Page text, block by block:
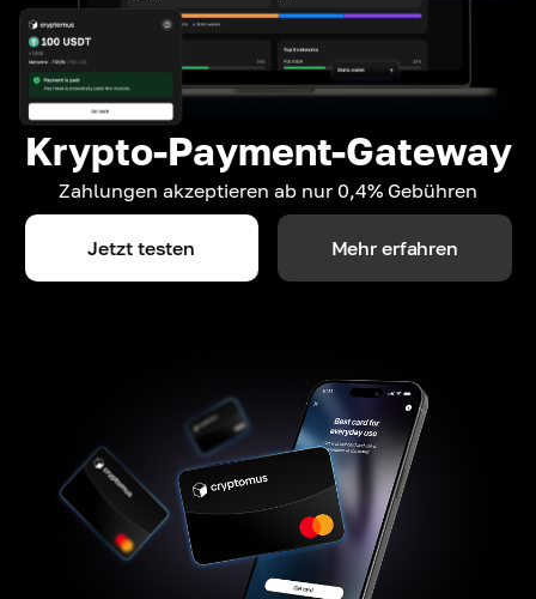
Krypto-Payment-Gateway
Zahlungen akzeptieren ab nur 0,4% Gebühren
Jetzt testen Mehr erfahren